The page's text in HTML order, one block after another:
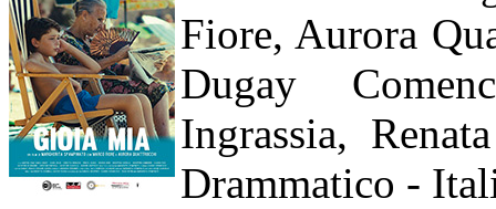
Fiore, Aurora
Dugay
Ingrassia,
Drammatico -